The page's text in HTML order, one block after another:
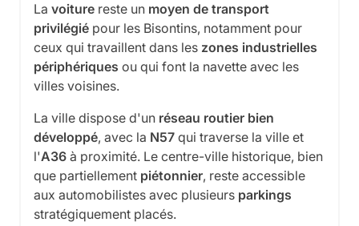
La voiture reste un moyen de transport
privilégié pour les Bisontins, notamment pour
ceux qui travaillent dans les zones industrielles
périphériques ou qui font la navette avec les
villes voisines.
La ville dispose d'un réseau routier bien
développé, avec la N57 qui traverse la ville et
l'A36 à proximité. Le centre-ville historique, bien
que partiellement piétonnier, reste accessible
aux automobilistes avec plusieurs parkings
stratégiquement placés.